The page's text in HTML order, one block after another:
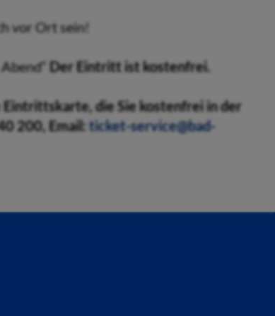
vor Ort sein!
Der Eintritt ist kostenfrei.
Eintrittskarte,die Sie kostenfrei in der
200, Email: ticket-service@bad-